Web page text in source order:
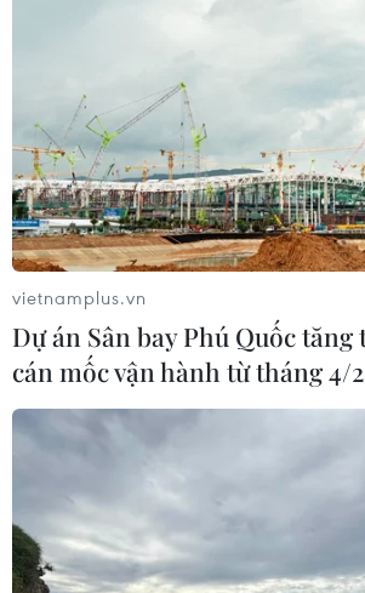
vietnamplus.vn
Dự án Sân bay Phú Quốc tăng
cán mốc vận hành từ tháng 4/